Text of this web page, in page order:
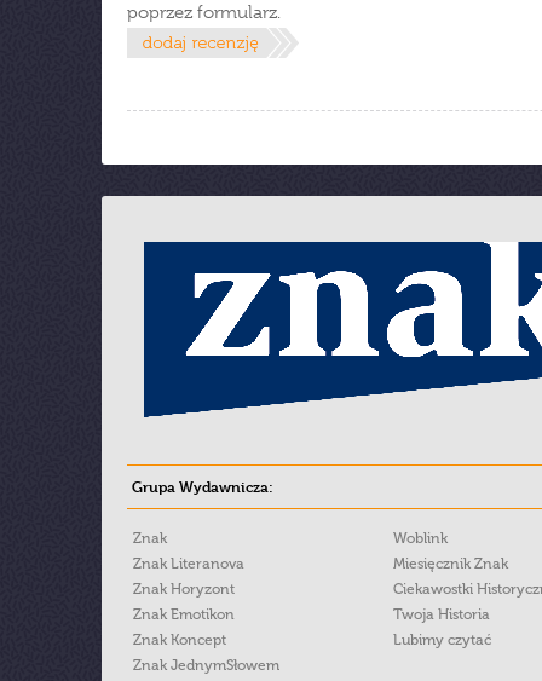
poprzez formularz.
Grupa Wydawnicza:
Znak
Znak Literanova
Znak Horyzont
Znak Emotikon
Znak Koncept
Znak JednymSłowem
Woblink
Miesięcznik Znak
Ciekawostki
Twoja Historia
Lubimy czytać